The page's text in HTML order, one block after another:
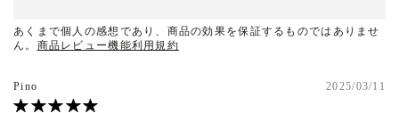
あくまで個人の感想であり、商品の効果を保証するものではありませ
ん。 商品レビュー機能利用規約
Pino 2025/03/11